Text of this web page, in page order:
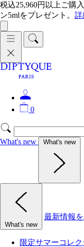
税込25,960円以上ご購
ン5mlをプレゼント。 詳
0
What's new What's new
What's new
最新情報
限定サマーコレ